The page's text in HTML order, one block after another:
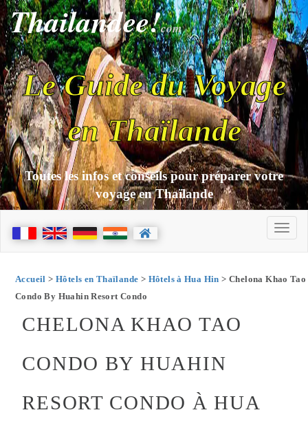
Thailandee!com
Le Guide du Voyage
en Thaïlande
Toutes les infos et conseils pour préparer votre
voyage en Thaïlande
Accueil > Hôtels en Thaïlande > Hôtels à Hua Hin > Chelona Khao Tao
Condo By Huahin Resort Condo
CHELONA KHAO TAO
CONDO BY HUAHIN
RESORT CONDO À HUA